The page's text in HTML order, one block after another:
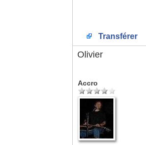
Transférer
Olivier
Accro